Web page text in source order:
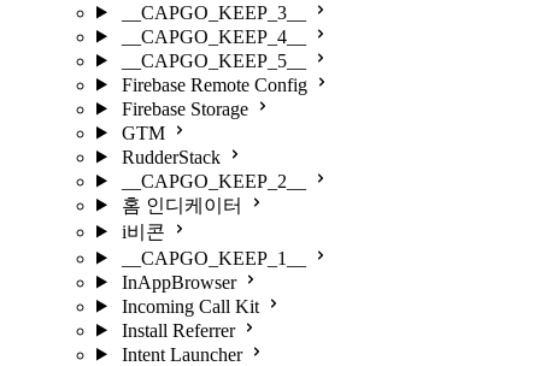
__CAPGO_KEEP_3__
__CAPGO_KEEP_4__
__CAPGO_KEEP_5__
Firebase Remote Config
Firebase Storage
GTM
RudderStack
__CAPGO_KEEP_2__
홈 인디케이터
i비콘
__CAPGO_KEEP_1__
InAppBrowser
Incoming Call Kit
Install Referrer
Intent Launcher